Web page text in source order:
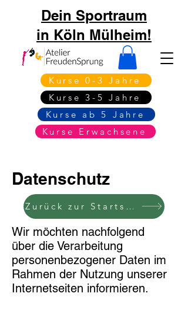
Kurse 0-3 Jahre
Kurse 3-5 Jahre
Kurse Erwachsene
Kurse ab 5 Jahre
Dein Sportraum
in Köln Mülheim!
Datenschutz
Zurück zur Startseite
Wir möchten nachfolgend
über die Verarbeitung
personenbezogener Daten im
Rahmen der Nutzung unserer
Internetseiten informieren.